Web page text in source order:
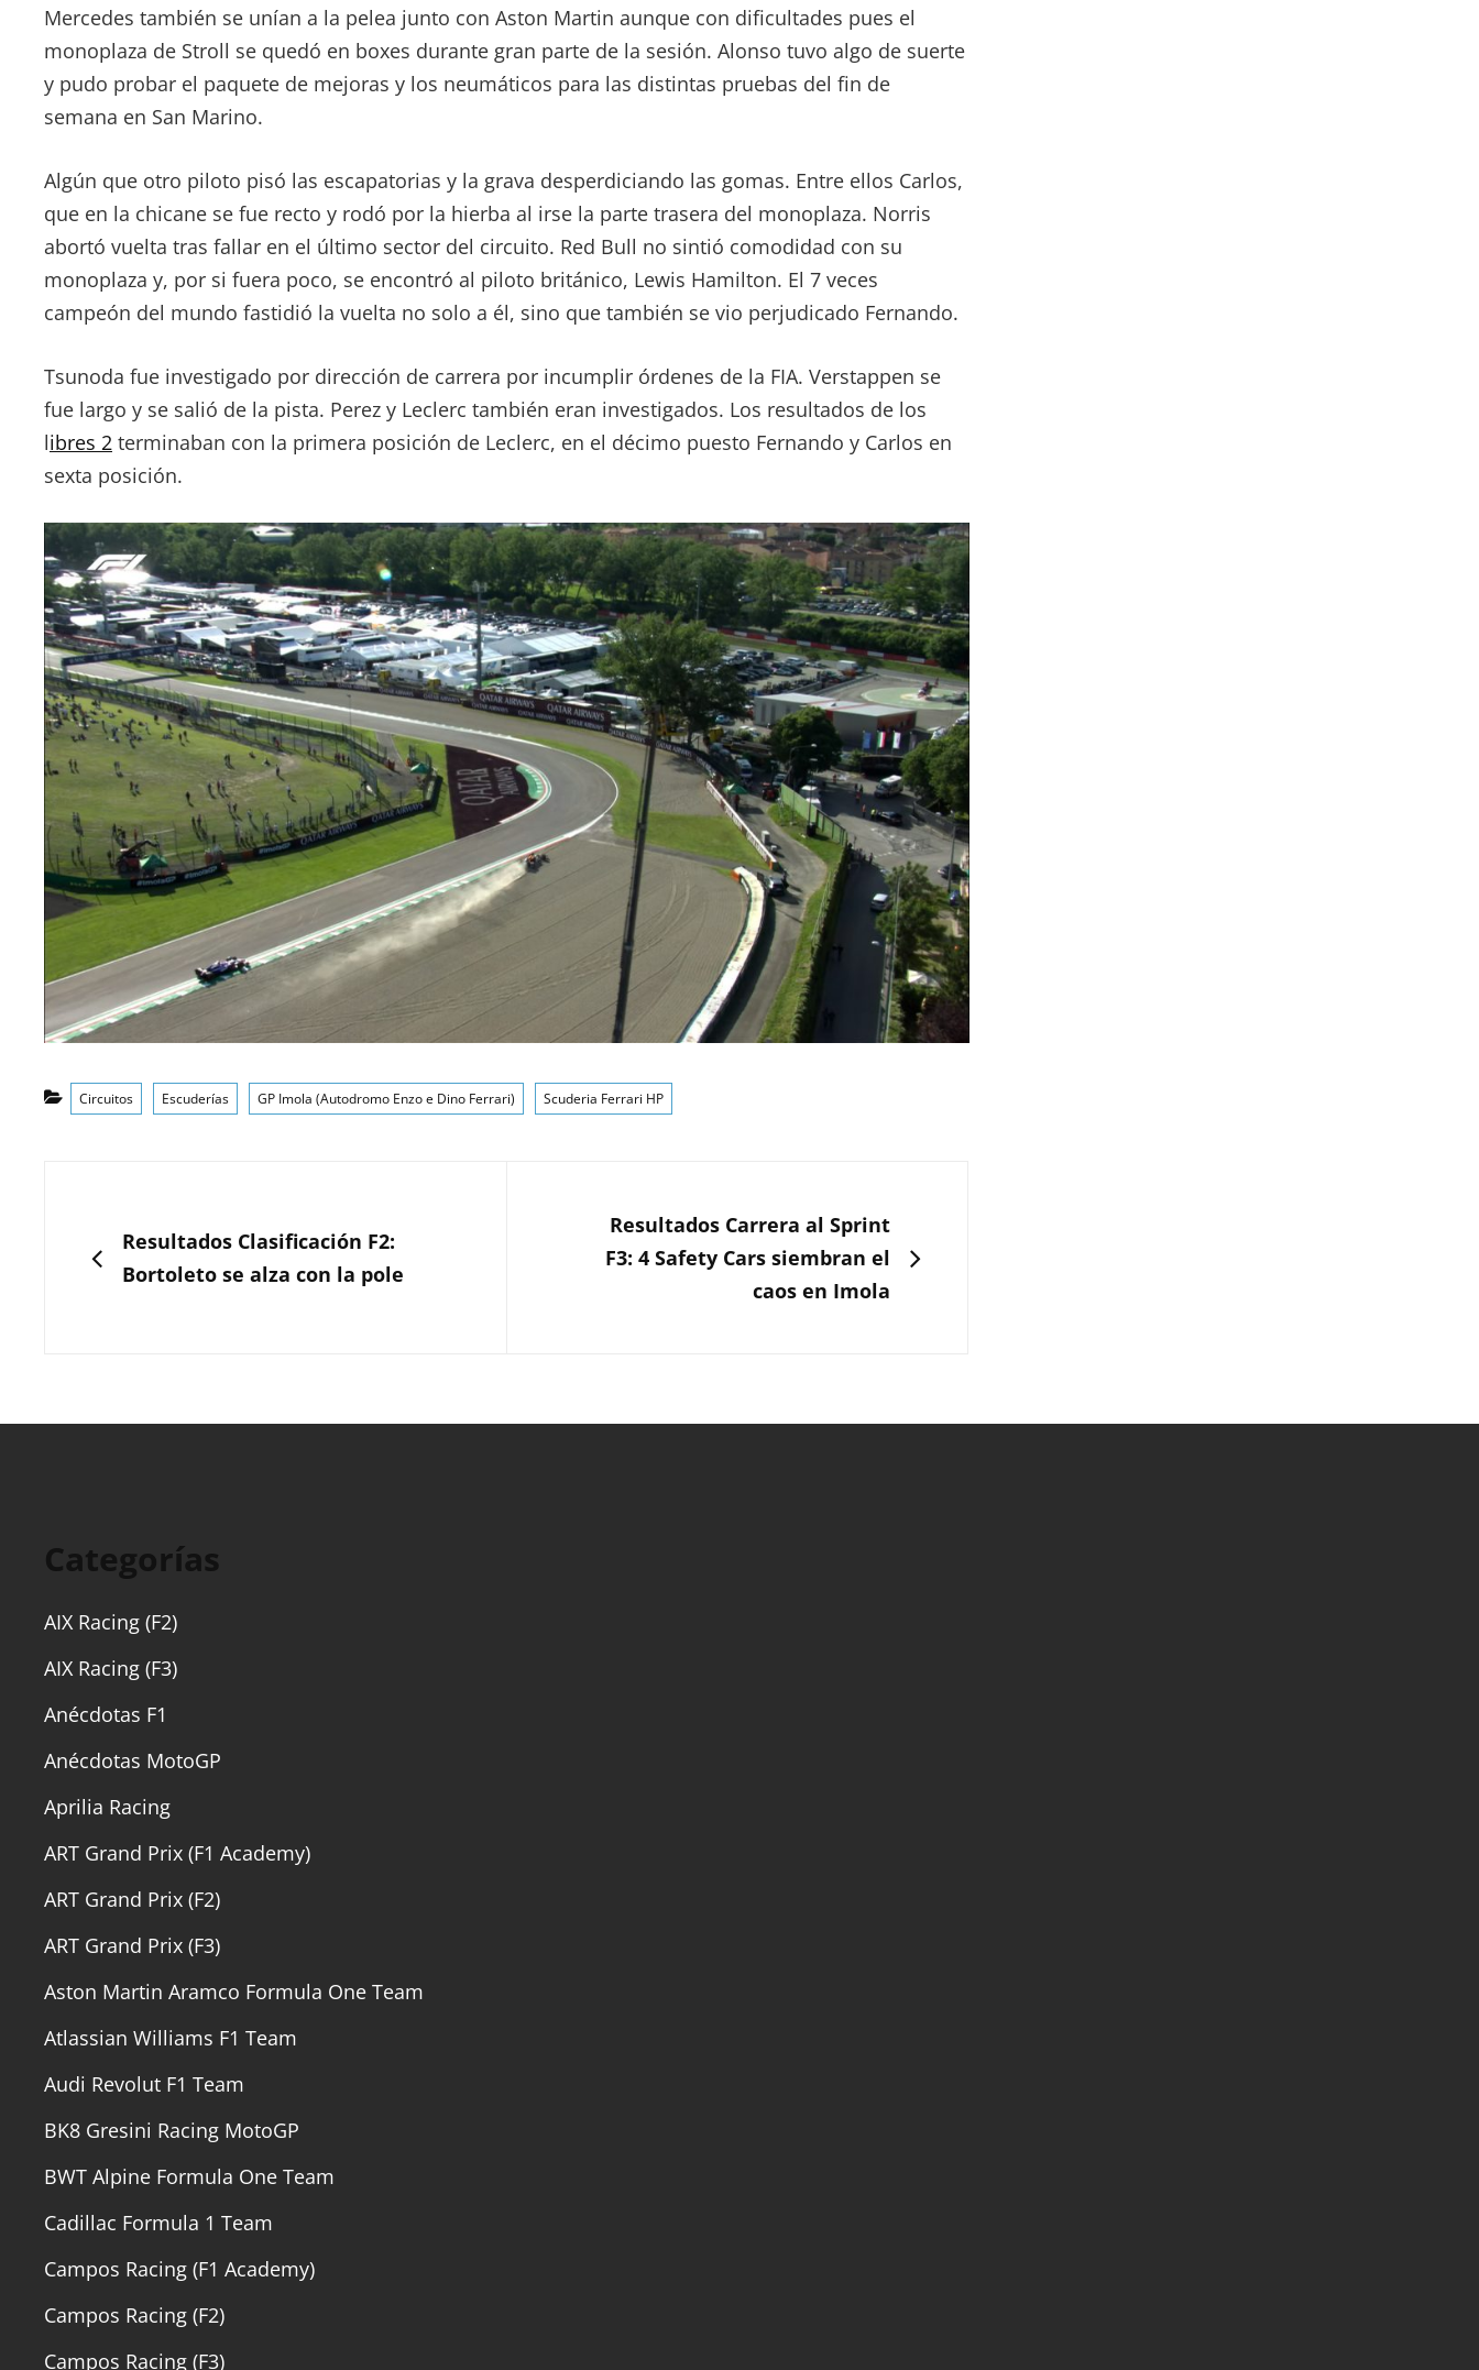
Mercedes también se unían a la pelea junto con Aston Martin aunque con dificultades pues el
monoplaza de Stroll se quedó en boxes durante gran parte de la sesión. Alonso tuvo algo de suerte
y pudo probar el paquete de mejoras y los neumáticos para las distintas pruebas del fin de
semana en San Marino.
Algún que otro piloto pisó las escapatorias y la grava desperdiciando las gomas. Entre ellos Carlos,
que en la chicane se fue recto y rodó por la hierba al irse la parte trasera del monoplaza. Norris
abortó vuelta tras fallar en el último sector del circuito. Red Bull no sintió comodidad con su
monoplaza y, por si fuera poco, se encontró al piloto británico, Lewis Hamilton. El 7 veces
campeón del mundo fastidió la vuelta no solo a él, sino que también se vio perjudicado Fernando.
Tsunoda fue investigado por dirección de carrera por incumplir órdenes de la FIA. Verstappen se
fue largo y se salió de la pista. Perez y Leclerc también eran investigados. Los resultados de los
libres 2 terminaban con la primera posición de Leclerc, en el décimo puesto Fernando y Carlos en
sexta posición.
Categorías
Circuitos Escuderías GP Imola (Autodromo Enzo e Dino Ferrari) Scuderia Ferrari HP
entradas
ANTERIOR
Resultados Clasificación F2:
Bortoleto se alza con la pole
SIGUIENTE
Resultados Carrera al Sprint
F3: 4 Safety Cars siembran el
caos en Imola
Categorías
AIX Racing (F2)
AIX Racing (F3)
Anécdotas F1
Anécdotas MotoGP
Aprilia Racing
ART Grand Prix (F1 Academy)
ART Grand Prix (F2)
ART Grand Prix (F3)
Aston Martin Aramco Formula One Team
Atlassian Williams F1 Team
Audi Revolut F1 Team
BK8 Gresini Racing MotoGP
BWT Alpine Formula One Team
Cadillac Formula 1 Team
Campos Racing (F1 Academy)
Campos Racing (F2)
Campos Racing (F3)